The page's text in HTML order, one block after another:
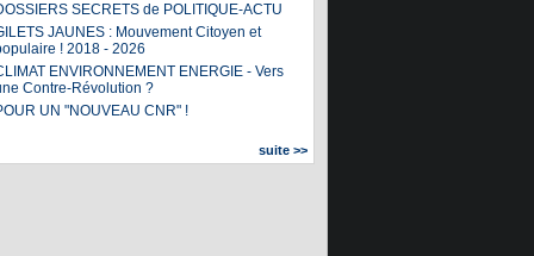
SECRETS de POLITIQUE-ACTU
JAUNES : Mouvement Citoyen et
! 2018 - 2026
ENVIRONNEMENT ENERGIE - Vers
Contre-Révolution ?
UN "NOUVEAU CNR" !
suite >>